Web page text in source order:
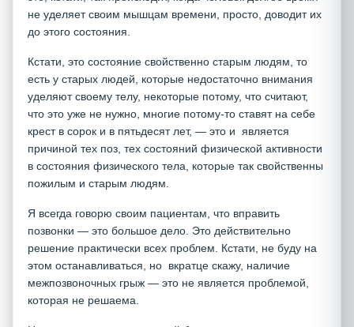
не уделяет своим мышцам времени, просто, доводит их
до этого состояния.
Кстати, это состояние свойственно старым людям, то
есть у старых людей, которые недостаточно внимания
уделяют своему телу, некоторые потому, что считают,
что это уже не нужно, многие потому-то ставят на себе
крест в сорок и в пятьдесят лет, — это и является
причиной тех поз, тех состояний физической активности
в состояния физического тела, которые так свойственны
пожилым и старым людям.
Я всегда говорю своим пациентам, что вправить
позвонки — это большое дело. Это действительно
решение практически всех проблем. Кстати, не буду на
этом останавливаться, но вкратце скажу, наличие
межпозвоночных грыж — это не является проблемой,
которая не решаема.